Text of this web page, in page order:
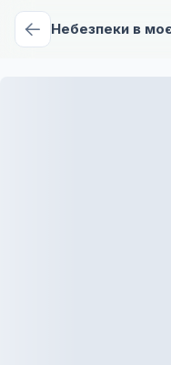
Небезпеки в